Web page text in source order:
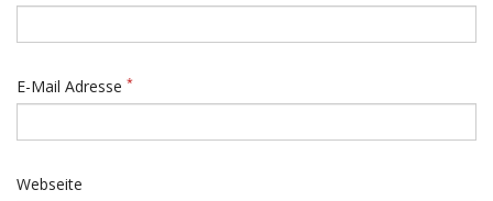
E-Mail Adresse *
Webseite